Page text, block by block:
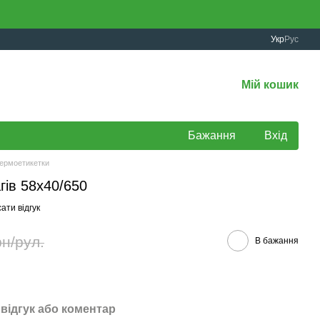
УкрРус
Мій кошик
Бажання Вхід
58х40/650
відгук
рул. В бажання
або коментар